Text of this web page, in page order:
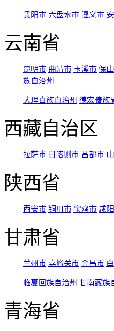
贵阳市 六盘水市 遵义市
云南省
昆明市 曲靖市 玉溪市 保
族自治州
大理白族自治州 德宏傣族
西藏自治区
拉萨市 日喀则市 昌都市
陕西省
西安市 铜川市 宝鸡市 咸
甘肃省
兰州市 嘉峪关市 金昌市
临夏回族自治州 甘南藏族
青海省